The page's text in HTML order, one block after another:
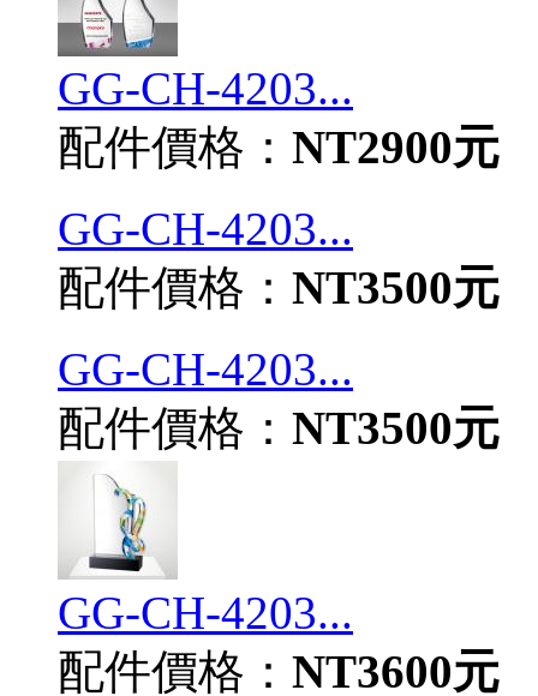
GG-CH-4203...
配件價格： NT2900元
GG-CH-4203...
配件價格： NT3500元
GG-CH-4203...
配件價格： NT3500元
GG-CH-4203...
配件價格： NT3600元